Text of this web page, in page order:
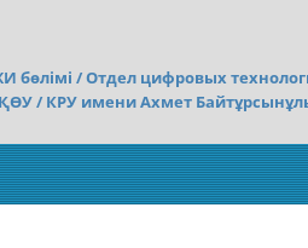
бөлімі /Отдел цифровых
/ КРУ имени Ахмет